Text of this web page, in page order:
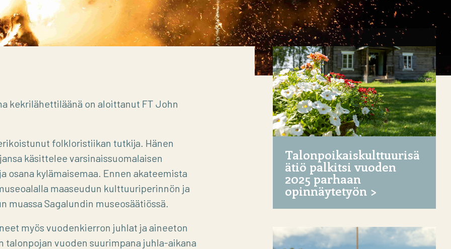
kekrilähettiläänä on aloittanut FT John
folkloristiikan tutkija. Hänen
käsittelee varsinaissuomalaisen
osana kylämaisemaa. Ennen akateemista
maaseudun kulttuuriperinnön ja
muassa Sagalundin museosäätiössä.
myös vuodenkierron juhlat ja aineeton
vuoden suurimpana juhla-aikana
Talonpoikaiskulttuurisä
ätiö palkitsi vuoden
2025 parhaan
opinnäytetyön